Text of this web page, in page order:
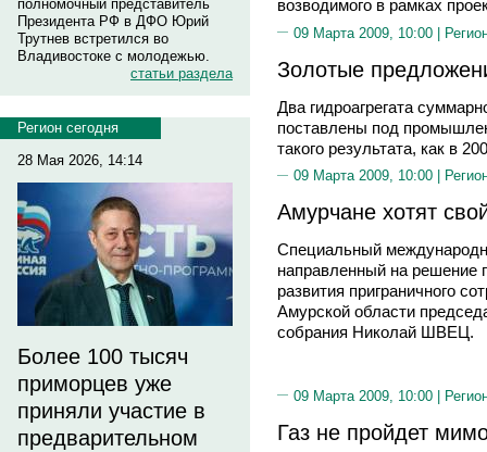
полномочный представитель
Президента РФ в ДФО Юрий
Трутнев встретился во
Владивостоке с молодежью.
статьи раздела
Регион сегодня
28 Мая 2026, 14:14
Более 100 тысяч
приморцев уже
приняли участие в
предварительном
возводимого в рамках
09 Марта 2009, 10:00 |
Золотые
Два гидроагрегата
поставлены под
такого результата, как в
09 Марта 2009, 10:00 |
Амурчане хотят
Специальный
направленный на решение
развития приграничного
Амурской области
собрания Николай ШВЕЦ.
09 Марта 2009, 10:00 |
Газ не пройдет